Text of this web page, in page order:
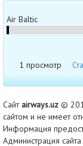
Air Baltic
1 просмотр
Сайтairways.uz ©
сайтом и не имеет
Информация
Администрация